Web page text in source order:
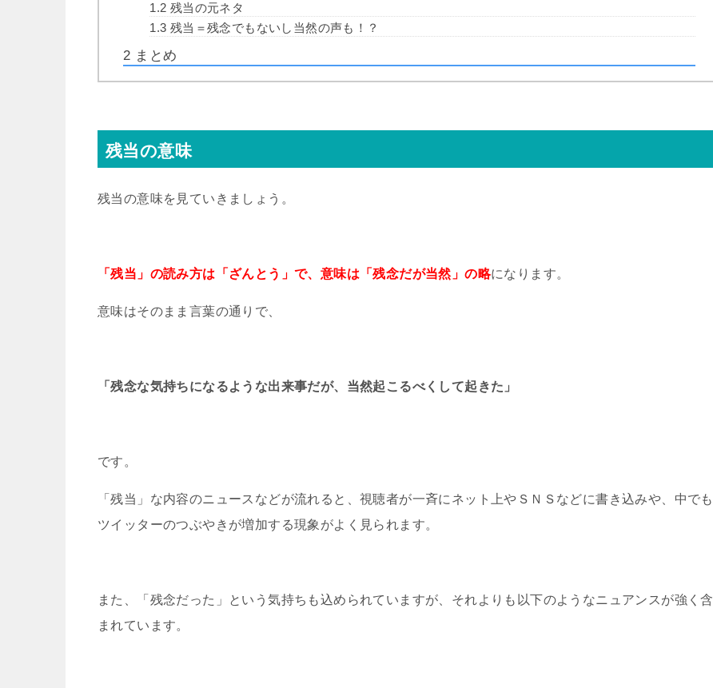
1.2 残当の元ネタ
1.3 残当＝残念でもないし当然の声も！？
2 まとめ
残当の意味
残当の意味を見ていきましょう。
「残当」の読み方は「ざんとう」で、意味は「残念だが当然」の略になります。
意味はそのまま言葉の通りで、
「残念な気持ちになるような出来事だが、当然起こるべくして起きた」
です。
「残当」な内容のニュースなどが流れると、視聴者が一斉にネット上やＳＮＳなどに書き込みや、中でも
ツイッターのつぶやきが増加する現象がよく見られます。
また、「残念だった」という気持ちも込められていますが、それよりも以下のようなニュアンスが強く含
まれています。